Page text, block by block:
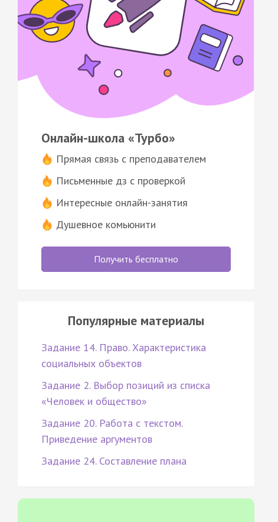
Онлайн-школа «Турбо»
Прямая связь с преподавателем
Письменные дз с проверкой
Интересные онлайн-занятия
Душевное комьюнити
Получить бесплатно
Популярные материалы
Задание 14. Право. Характеристика
социальных объектов
Задание 2. Выбор позиций из списка
«Человек и общество»
Задание 20. Работа с текстом.
Приведение аргументов
Задание 24. Составление плана